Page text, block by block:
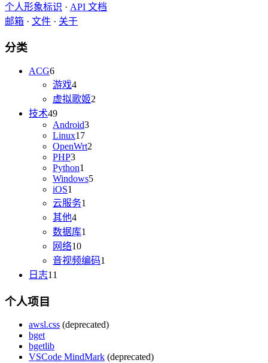
个人形象标识 · API 文档
邮箱 · 文件 · 关于
分类
ACG6
游戏4
虚拟歌姬2
技术49
Android3
Linux17
OpenWrt2
PHP3
Python1
Windows5
iOS1
云服务1
其他4
数据库1
网络10
音视频编码1
日志11
个人项目
awsl.css (deprecated)
bget
bgetlib
VSCode MindMark (deprecated)